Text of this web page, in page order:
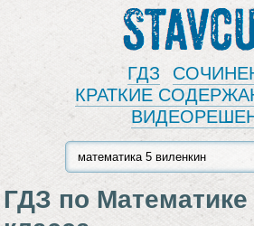
Stavcur
ГДЗ
КРАТКИЕ
ГДЗ по Математике